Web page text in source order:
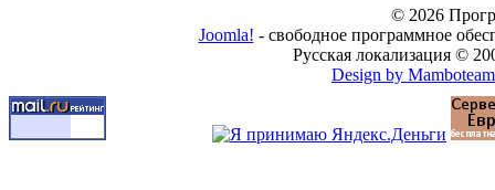
© 2026
Joomla! - свободное программное
Русская локализация ©
Design by